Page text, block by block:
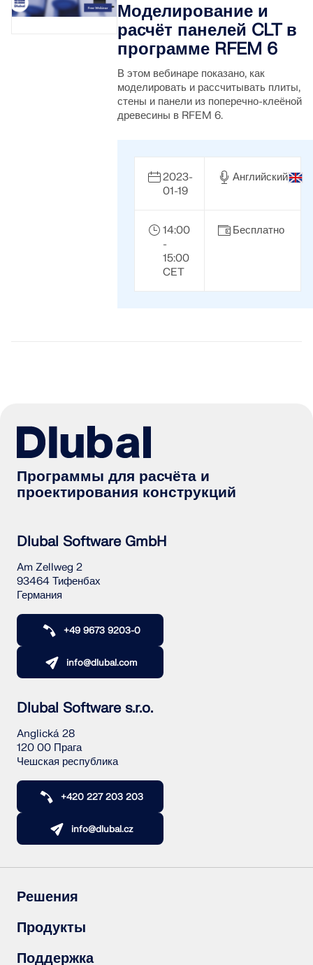
Моделирование и
расчёт панелей CLT в
программе RFEM 6
В этом вебинаре показано, как
моделировать и рассчитывать плиты,
стены и панели из поперечно-клеёной
древесины в RFEM 6.
2023-
01-19
Английский
14:00
-
15:00
CET
Бесплатно
Программы для расчёта и
проектирования конструкций
Dlubal Software GmbH
Am Zellweg 2
93464 Тифенбах
Германия
+49 9673 9203-0
info@dlubal.com
Dlubal Software s.r.o.
Anglická 28
120 00 Прага
Чешская республика
+420 227 203 203
info@dlubal.cz
Решения
Железобетонные конструкции
Стальные конструкции
Продукты
RFEM 6
Поддержка